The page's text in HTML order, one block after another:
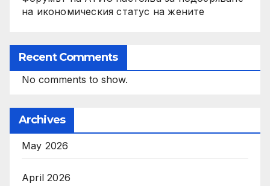
на икономическия статус на жените
Recent Comments
No comments to show.
Archives
May 2026
April 2026